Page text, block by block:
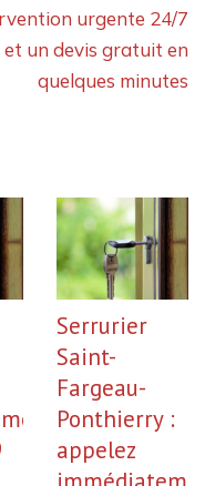
urgente 24/7
et un devis gratuit en
quelques minutes
Serrurier
Saint-
Fargeau-
Ponthierry :
appelez